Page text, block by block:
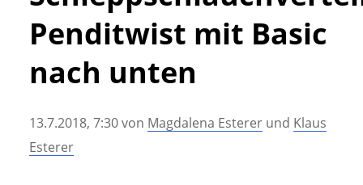
• Geschichte und Geschichten
• Messen und Veranstaltungen
• Mitteilung der Redaktion
• Agritechnica Neuheiten Archiv
Penditwist mit Basic
nach unten
13.7.2018, 7:30von Magdalena Esterer und Klaus
Esterer